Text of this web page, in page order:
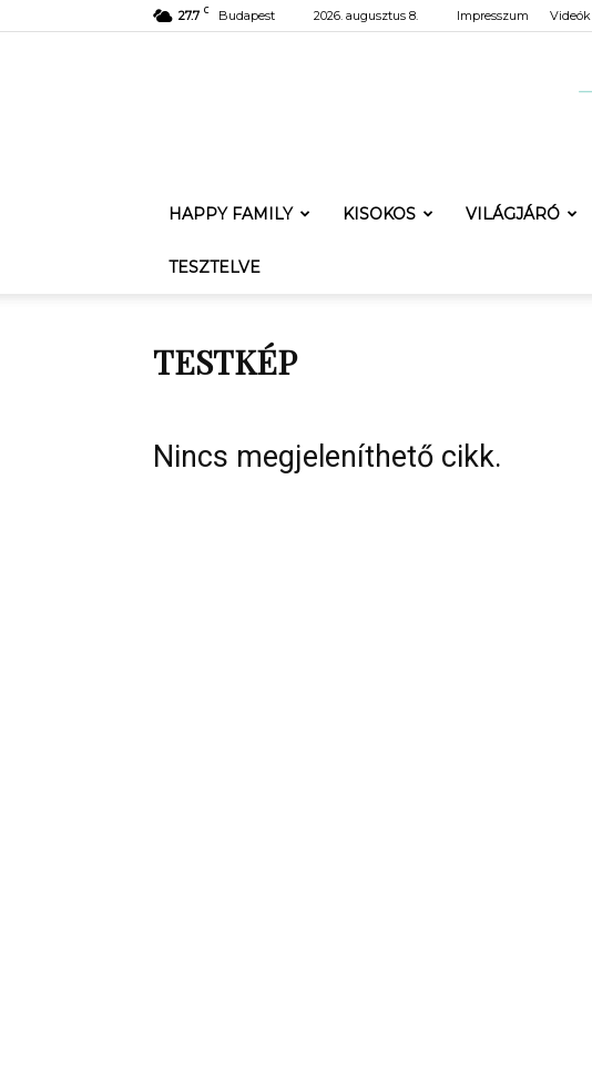
27.7 C Budapest 2026. augusztus 8. Impresszum Videók
HAPPY FAMILY KISOKOS VILÁGJÁRÓ
TESZTELVE
TESTKÉP
Nincs megjeleníthető cikk.